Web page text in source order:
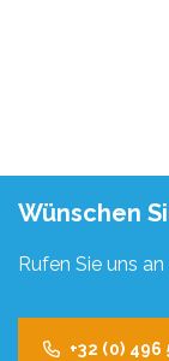
Wünschen
Rufen Sie uns
+32 (0) 496